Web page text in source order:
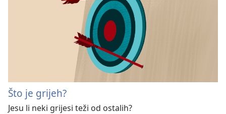
Što je grijeh?
Jesu li neki grijesi teži od ostalih?